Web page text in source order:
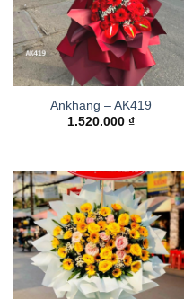
Ankhang – AK419
1.520.000 ₫